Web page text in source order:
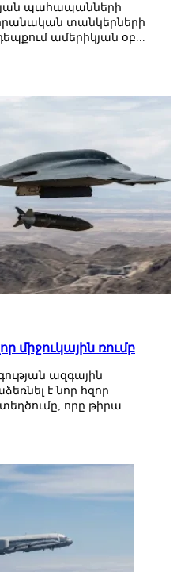
պահապանների
տանկերների
ամերիկյան օբ...
միջուկային ռումբ
ազգային
է նոր հզոր
որը թիրա...